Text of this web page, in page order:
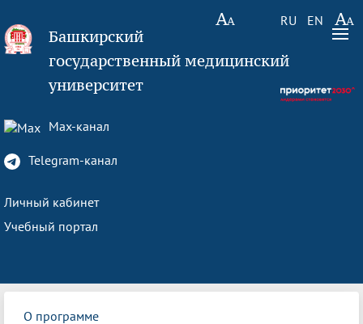
RU EN
Башкирский
государственный медицинский
университет
Max-канал
Telegram-канал
Личный кабинет
Учебный портал
О программе